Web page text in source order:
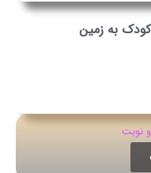
به زمین
نوبت